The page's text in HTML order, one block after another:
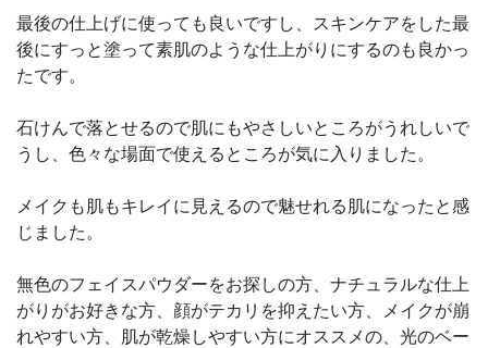
最後の仕上げに使っても良いですし、スキンケアをした最
後にすっと塗って素肌のような仕上がりにするのも良かっ
たです。
石けんで落とせるので肌にもやさしいところがうれしいで
うし、色々な場面で使えるところが気に入りました。
メイクも肌もキレイに見えるので魅せれる肌になったと感
じました。
無色のフェイスパウダーをお探しの方、ナチュラルな仕上
がりがお好きな方、顔がテカリを抑えたい方、メイクが崩
れやすい方、肌が乾燥しやすい方にオススメの、光のベー